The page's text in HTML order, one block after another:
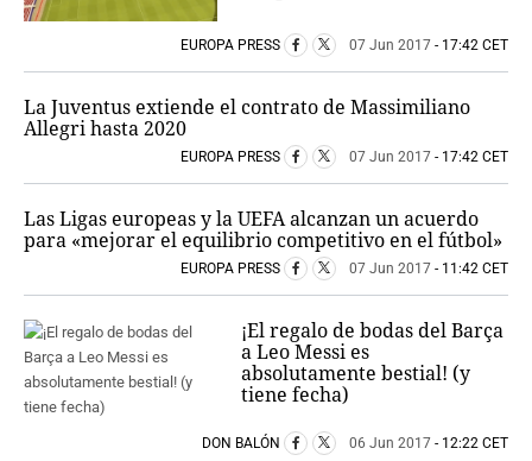
EUROPA PRESS 07 Jun 2017 - 17:42 CET
La Juventus extiende el contrato de Massimiliano
Allegri hasta 2020
EUROPA PRESS 07 Jun 2017 - 17:42 CET
Las Ligas europeas y la UEFA alcanzan un acuerdo
para «mejorar el equilibrio competitivo en el fútbol»
EUROPA PRESS 07 Jun 2017 - 11:42 CET
¡El regalo de bodas del Barça
a Leo Messi es
absolutamente bestial! (y
tiene fecha)
DON BALÓN 06 Jun 2017 - 12:22 CET